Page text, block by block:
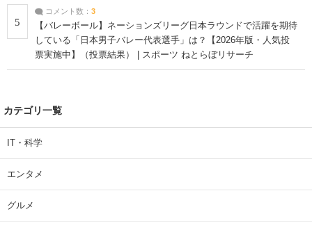
5
コメント数： 3
【バレーボール】ネーションズリーグ日本ラウンドで活躍を期待
している「日本男子バレー代表選手」は？【2026年版・人気投
票実施中】（投票結果） | スポーツ ねとらぼリサーチ
カテゴリ一覧
IT・科学
エンタメ
グルメ